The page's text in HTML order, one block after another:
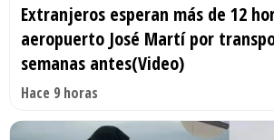
Extranjeros esperan más de 12
aeropuerto José Martí por
semanas antes(Video)
Hace 9 horas